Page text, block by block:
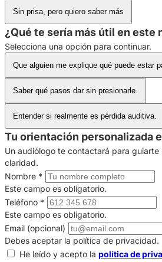
Sin prisa, pero quiero saber más
¿Qué te sería más útil en este
Selecciona una opción para continuar.
Que alguien me explique qué puede estar
Saber qué pasos dar sin presionarle.
Entender si realmente es pérdida auditiva.
Tu orientación personalizada
Un audiólogo te contactará para
claridad.
Nombre *
Este campo es obligatorio.
Teléfono *
Este campo es obligatorio.
Email (opcional)
Debes aceptar la política de privacidad.
He leído y acepto la política de